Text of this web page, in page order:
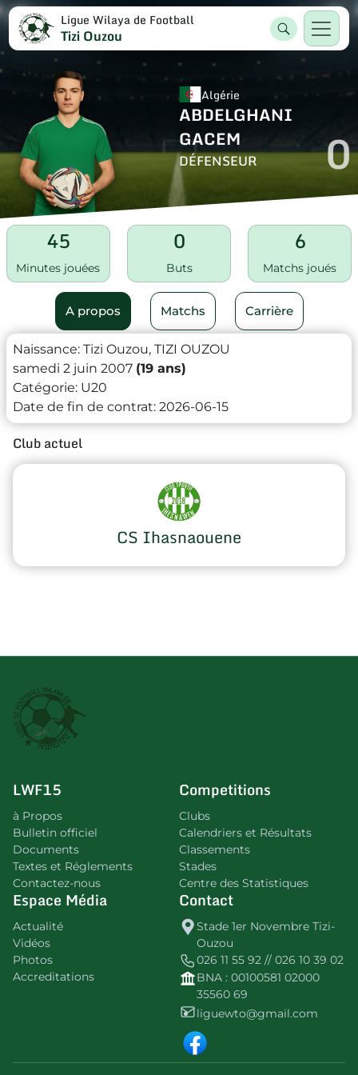
Ligue Wilaya de Football
Tizi Ouzou
Algérie
ABDELGHANI
GACEM
DÉFENSEUR 0
45
Minutes jouées
0
Buts
6
Matchs joués
A propos Matchs Carrière
Naissance: Tizi Ouzou, TIZI OUZOU
samedi 2 juin 2007 (19 ans)
Catégorie: U20
Date de fin de contrat: 2026-06-15
Club actuel
CS Ihasnaouene
LWF15
à Propos
Bulletin officiel
Documents
Textes et Réglements
Contactez-nous
Competitions
Clubs
Calendriers et Résultats
Classements
Stades
Centre des Statistiques
Espace Média
Actualité
Vidéos
Photos
Accreditations
Contact
Stade 1er Novembre Tizi-
Ouzou
026 11 55 92 // 026 10 39 02
BNA : 00100581 02000
35560 69
liguewto@gmail.com